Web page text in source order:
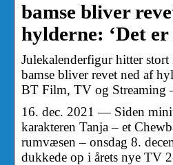
bamse bliver
hylderne: ‘Det
Julekalenderfigur hitter stort
bamse bliver revet ned af
BT Film, TV og Streaming
16. dec. 2021 — Siden
karakteren Tanja – et
rumvæsen – onsdag 8.
dukkede op i årets nye TV